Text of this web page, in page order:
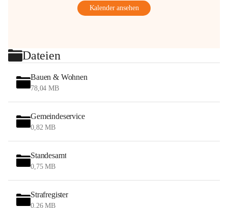
Kalender ansehen
Dateien
Bauen & Wohnen
78,04 MB
Gemeindeservice
0,82 MB
Standesamt
0,75 MB
Strafregister
0,26 MB